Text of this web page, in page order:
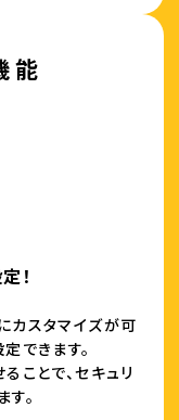
能
！
カスタマイズが可
できます。
ことで、セキュリ
。